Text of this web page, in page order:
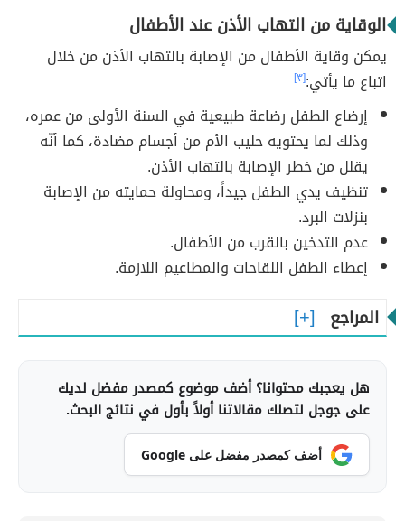
الوقاية من التهاب الأذن عند الأطفال
يمكن وقاية الأطفال من الإصابة بالتهاب الأذن من خلال
اتباع ما يأتي:[٣]
إرضاع الطفل رضاعة طبيعية في السنة الأولى من عمره،
وذلك لما يحتويه حليب الأم من أجسام مضادة، كما أنّه
يقلل من خطر الإصابة بالتهاب الأذن.
تنظيف يدي الطفل جيداً، ومحاولة حمايته من الإصابة
بنزلات البرد.
عدم التدخين بالقرب من الأطفال.
إعطاء الطفل اللقاحات والمطاعيم اللازمة.
المراجع
هل يعجبك محتوانا؟ أضف موضوع كمصدر مفضل لديك
على جوجل لتصلك مقالاتنا أولاً بأول في نتائج البحث.
أضف كمصدر مفضل على Google